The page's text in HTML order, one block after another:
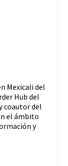
Mexicali del
Hub del
coautor del
el ámbito
y